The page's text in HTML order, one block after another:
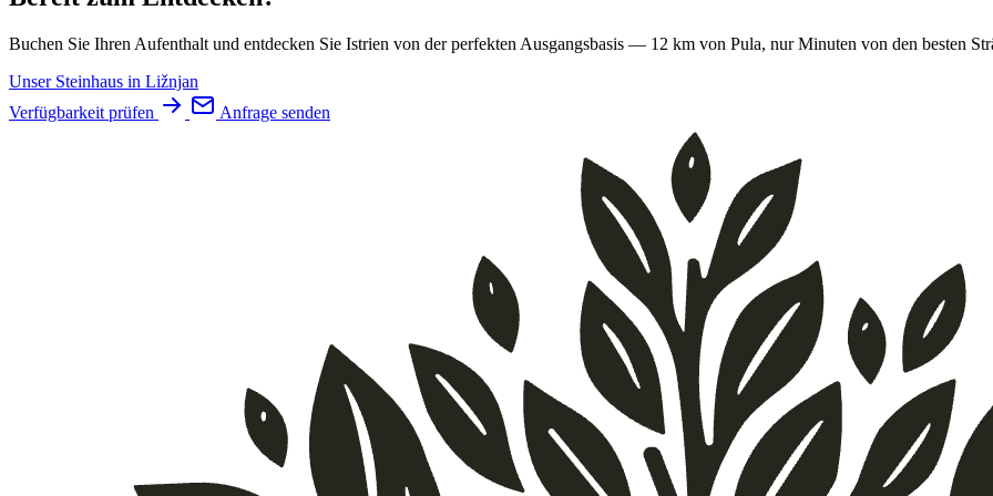
Buchen Sie Ihren Aufenthalt und entdecken Sie Istrien von der perfekten Ausgangsbasis — 12 km von Pula, nur Minuten von den besten
Unser Steinhaus in Ližnjan
Verfügbarkeit prüfen
Anfrage senden